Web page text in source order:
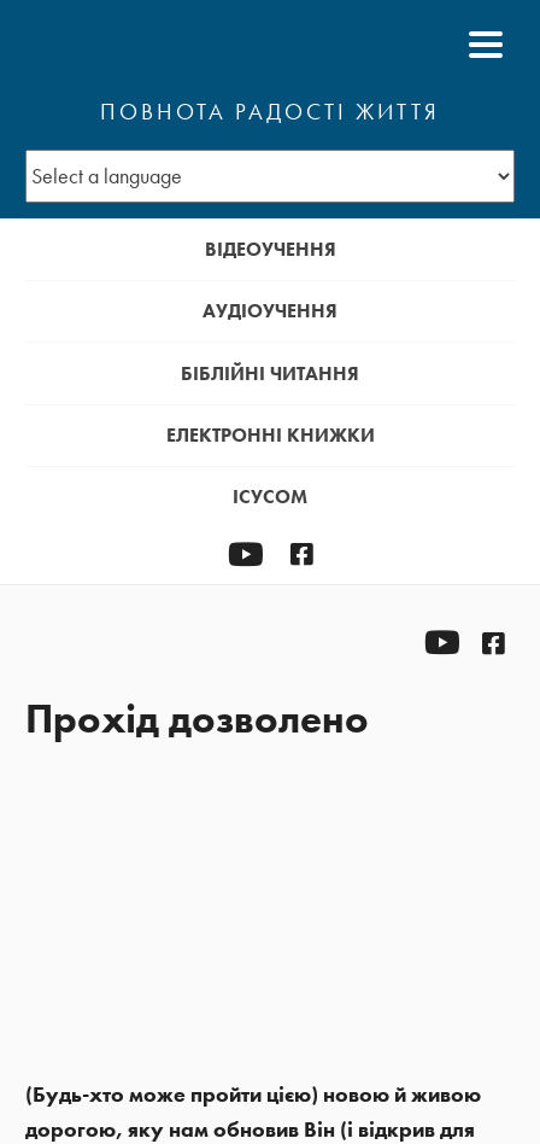
ПОВНОТА РАДОСТІ ЖИТТЯ
ВІДЕОУЧЕННЯ
АУДІОУЧЕННЯ
БІБЛІЙНІ ЧИТАННЯ
ЕЛЕКТРОННІ КНИЖКИ
ІСУСОМ
YOUTUBE
Прохід дозволено
(Будь-хто може пройти цією) новою й живою
дорогою, яку нам обновив Він (і відкрив для